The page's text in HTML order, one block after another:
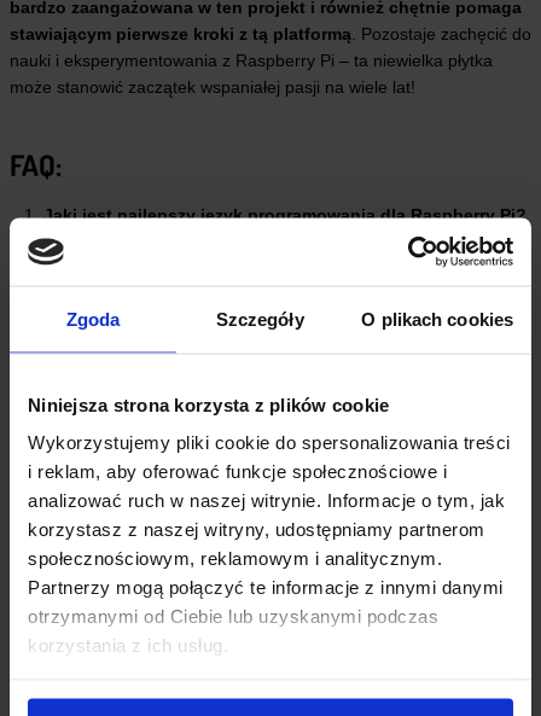
Zgoda Szczegóły O plikach cookies
Niniejsza strona korzysta z plików cookie
Wykorzystujemy pliki cookie do spersonalizowania treści
i reklam, aby oferować funkcje społecznościowe i
analizować ruch w naszej witrynie. Informacje o tym, jak
korzystasz z naszej witryny, udostępniamy partnerom
społecznościowym, reklamowym i analitycznym.
Partnerzy mogą połączyć te informacje z innymi danymi
otrzymanymi od Ciebie lub uzyskanymi podczas
korzystania z ich usług.
bardzo zaangażowana w ten projekt i również chętnie pomaga
stawiającym pierwsze kroki z tą platformą . Pozostaje zachęcić do
nauki i eksperymentowania z Raspberry Pi – ta niewielka płytka
może stanowić zaczątek wspaniałej pasji na wiele lat!
FAQ:
Jaki jest najlepszy język programowania dla Raspberry Pi?
potrzebne jest przy tym żadne dodatkowe oprogramowanie,
wbudowany terminal w Raspberry Pi OS w pełni obsługuje ten język.
Polecamy zakupy w sklepie msalamon! Dostępne są tutaj nie tylko
Raspberry P
, ale także liczne moduły
dodatkowe, które pomogą tworzyć zupełnie nowe rodzaje projektów.
Dodatkowe akcesoria, takie jak kable, zasilacze, obudowy czy
systemy chłodzenia również na pewno przydadzą się miłośnikom
Raspberry Pi.